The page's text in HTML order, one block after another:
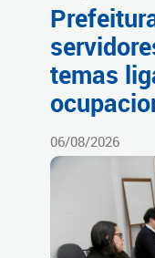
temas
06/08/2026